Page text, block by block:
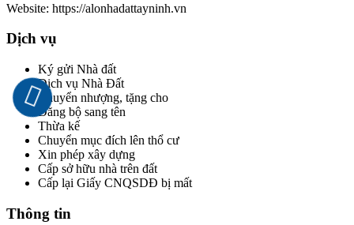
Website: https://alonhadattayninh.vn
Dịch vụ
Ký gửi Nhà đất
Dịch vụ Nhà Đất
Chuyển nhượng, tặng cho
Đăng bộ sang tên
Thừa kế
Chuyển mục đích lên thổ cư
Xin phép xây dựng
Cấp sở hữu nhà trên đất
Cấp lại Giấy CNQSDĐ bị mất
Thông tin